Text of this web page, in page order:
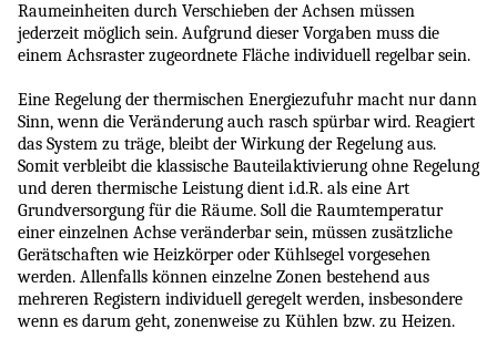
Raumeinheiten durch Verschieben der Achsen müssen
jederzeit möglich sein. Aufgrund dieser Vorgaben muss die
einem Achsraster zugeordnete Fläche individuell regelbar sein.
Eine Regelung der thermischen Energiezufuhr macht nur dann
Sinn, wenn die Veränderung auch rasch spürbar wird. Reagiert
das System zu träge, bleibt der Wirkung der Regelung aus.
Somit verbleibt die klassische Bauteilaktivierung ohne Regelung
und deren thermische Leistung dient i.d.R. als eine Art
Grundversorgung für die Räume. Soll die Raumtemperatur
einer einzelnen Achse veränderbar sein, müssen zusätzliche
Gerätschaften wie Heizkörper oder Kühlsegel vorgesehen
werden. Allenfalls können einzelne Zonen bestehend aus
mehreren Registern individuell geregelt werden, insbesondere
wenn es darum geht, zonenweise zu Kühlen bzw. zu Heizen.